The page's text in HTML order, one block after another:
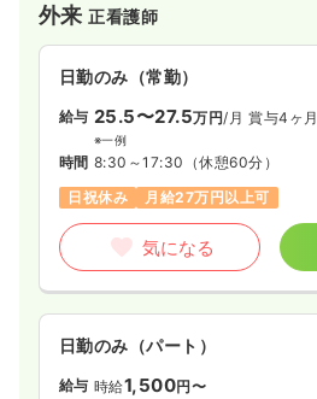
外来正看護師
日勤のみ（常勤）
給与 25.5〜27.5万円/月 賞与4ヶ月
※一例
時間 8:30～17:30 （休憩60分）
日祝休み
月給27万円以上可
気になる
日勤のみ（パート）
給与 時給1,500円〜